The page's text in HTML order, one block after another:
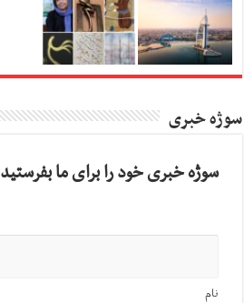
سوژه خبری
سوژه خبری خود را برای ما بفرستید
نام